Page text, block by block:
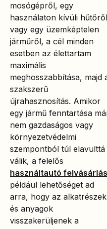
mosógépről, egy
használaton kívüli hűtőről
vagy egy üzemképtelen
járműről, a cél minden
esetben az élettartam
maximális
meghosszabbítása, majd
szakszerű
újrahasznosítás. Amikor
egy jármű fenntartása
nem gazdaságos vagy
környezetvédelmi
szempontból túl elavulttá
válik, a felelős
használtautó felvásárlás
például lehetőséget ad
arra, hogy az alkatrészek
és anyagok
visszakerüljenek a